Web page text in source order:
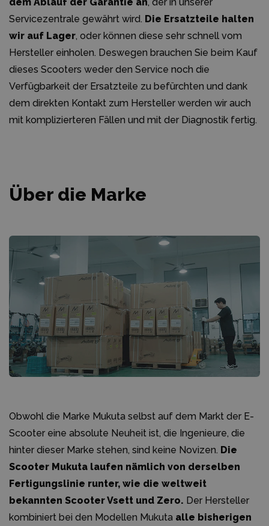
Servicezentrale gewährt wird. Die Ersatzteile halten
wir auf Lager, oder können diese sehr schnell vom
Hersteller einholen. Deswegen brauchen Sie beim Kauf
dieses Scooters weder den Service noch die
Verfügbarkeit der Ersatzteile zu befürchten und dank
dem direkten Kontakt zum Hersteller werden wir auch
mit komplizierteren Fällen und mit der Diagnostik fertig.
Über die Marke
Obwohl die Marke Mukuta selbst auf dem Markt der E-
Scooter eine absolute Neuheit ist, die Ingenieure, die
hinter dieser Marke stehen, sind keine Novizen. Die
Scooter Mukuta laufen nämlich von derselben
Fertigungslinie runter, wie die weltweit
bekannten Scooter Vsett und Zero. Der Hersteller
kombiniert bei den Modellen Mukuta alle bisherigen